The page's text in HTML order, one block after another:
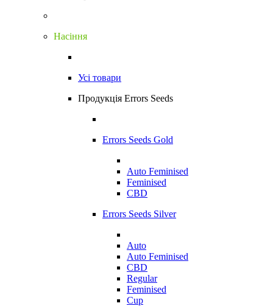
Насіння
Усі товари
Продукція Errors Seeds
Errors Seeds Gold
Auto Feminised
Feminised
CBD
Errors Seeds Silver
Auto
Auto Feminised
CBD
Regular
Feminised
Cup